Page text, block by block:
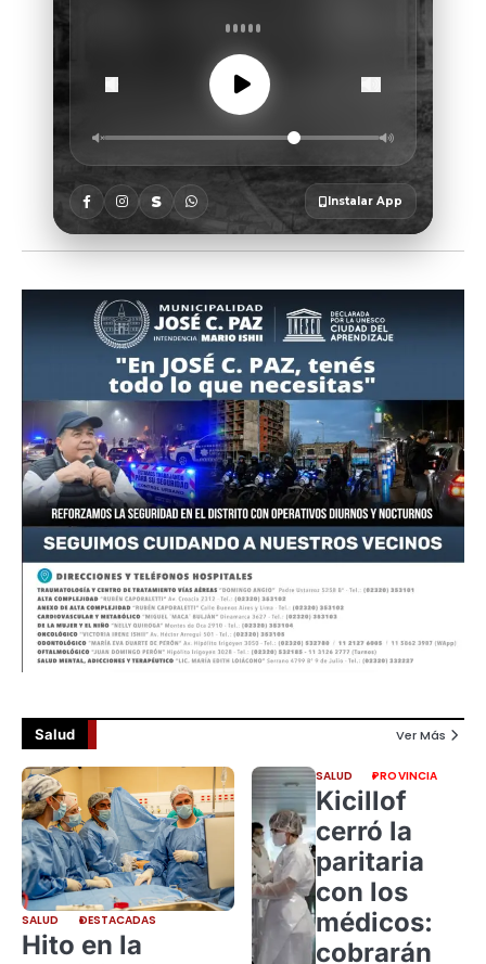
Salud Ver Más
SALUD DESTACADAS
Hito en la
SALUD PROVINCIA
Kicillof
cerró la
paritaria
con los
médicos:
cobrarán